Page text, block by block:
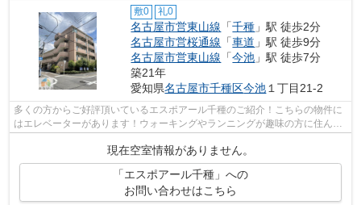
敷0 礼0
名古屋市営東山線 「千種 」駅 徒歩2分
名古屋市営桜通線 「車道 」駅 徒歩9分
名古屋市営東山線 「今池 」駅 徒歩7分
築21年
愛知県名古屋市千種区今池 １丁目21-2
多くの方からご好評頂いているエスポアール千種のご紹介！こちらの物件に
はエレベーターがあります！ウォーキングやランニングが趣味の方に住んで
現在空室情報がありません。
「エスポアール千種」への
お問い合わせはこちら